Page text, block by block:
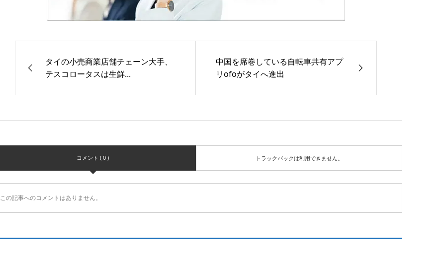
タイの小売商業店舗チェーン大手、
テスコロータスは生鮮...
中国を席巻している自転車共有アプ
リofoがタイへ進出
コメント ( 0 ) トラックバックは利用できません。
この記事へのコメントはありません。